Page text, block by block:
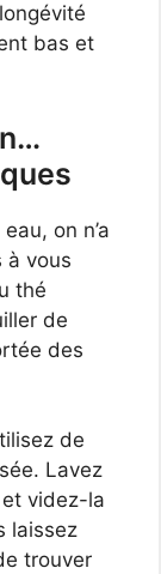
bas et
on n’a
à vous
thé
de
des
de
Lavez
videz-la
laissez
trouver